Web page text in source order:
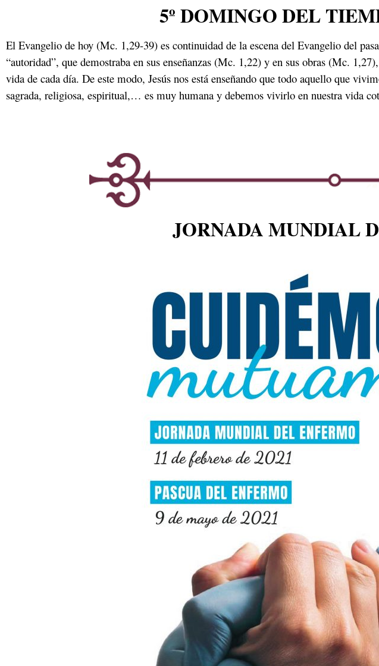
5º DOMINGO DEL
El Evangelio de hoy (Mc. 1,29-39) es continuidad de la escena del Evangelio del
“autoridad”, que demostraba en sus enseñanzas (Mc. 1,22) y en sus obras (Mc.
vida de cada día. De este modo, Jesús nos está enseñando que todo aquello que
sagrada, religiosa, espiritual,… es muy humana y debemos vivirlo en nuestra vida
JORNADA MUNDIAL